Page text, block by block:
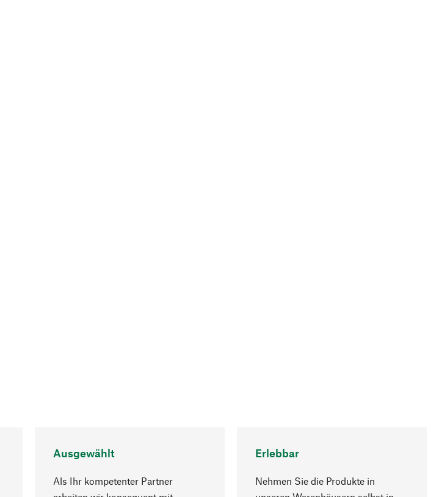
Ausgewählt
Als Ihr kompetenter Partner
Erlebbar
Nehmen Sie die Produkte in